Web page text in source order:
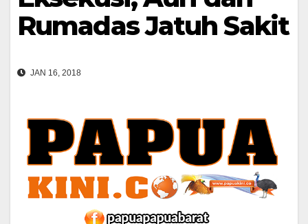
Rumadas Jatuh Sakit
JAN 16, 2018